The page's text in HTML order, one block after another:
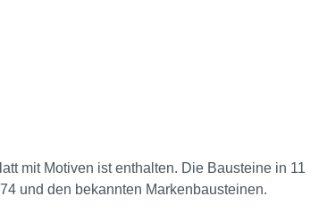
mit Motiven ist enthalten. Die Bausteine in 11
und den bekannten Markenbausteinen.